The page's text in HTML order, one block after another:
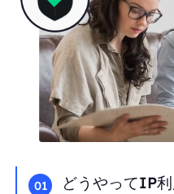
01 どうやってIP